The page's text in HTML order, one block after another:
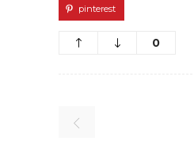
pinterest
0